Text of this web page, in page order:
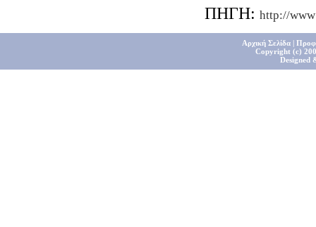
ΠΗΓΗ: http://www
Αρχική Σελίδα|
Copyright (c)
Designed